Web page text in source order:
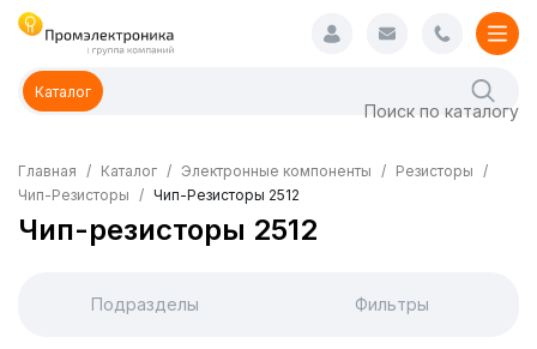
Каталог
Главная Каталог Электронные компоненты
Резисторы
Чип-Резисторы
Чип-Резисторы 2512
Чип-резисторы 2512
Подразделы Фильтры